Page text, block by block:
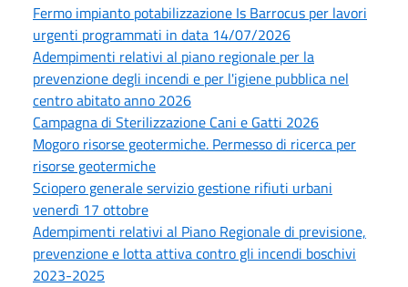
Fermo impianto potabilizzazione Is Barrocus per lavori
urgenti programmati in data 14/07/2026
Adempimenti relativi al piano regionale per la
prevenzione degli incendi e per l'igiene pubblica nel
centro abitato anno 2026
Campagna di Sterilizzazione Cani e Gatti 2026
Mogoro risorse geotermiche. Permesso di ricerca per
risorse geotermiche
Sciopero generale servizio gestione rifiuti urbani
venerdì 17 ottobre
Adempimenti relativi al Piano Regionale di previsione,
prevenzione e lotta attiva contro gli incendi boschivi
2023-2025